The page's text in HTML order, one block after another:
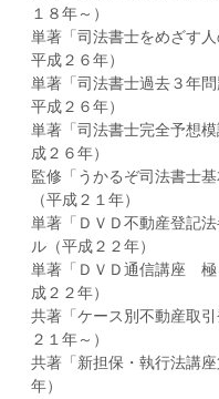
１８年～）
単著「司法書士をめざす
平成２６年）
単著「司法書士過去３年
平成２６年）
単著「司法書士完全予想
成２６年）
監修「うかるぞ司法書士
（平成２１年）
単著「ＤＶＤ不動産登記
ル（平成２２年）
単著「ＤＶＤ通信講座 極
成２２年）
共著「ケース別不動産取
２１年～）
共著「新担保・執行法講
年）